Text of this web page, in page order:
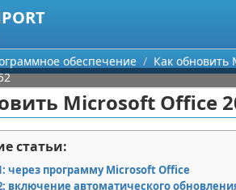
обеспечение
Как обновить
Microsoft Office
статьи:
через программу Microsoft Office
включение автоматического